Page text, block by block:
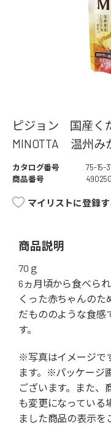
ピジョン 国産く
MINOTTA 温州
カタログ番号
75-15-
商品番号
マイリストに登録す
商品説明
70ｇ
6ヵ月頃から食べら
くった赤ちゃんのた
だもののような食感
す。
※写真はイメージで
ます。※パッケージ
ございます。また、
も変更になっている
ました商品の表示を